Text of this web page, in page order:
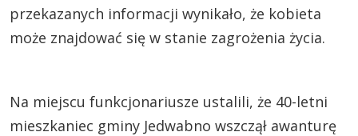
przekazanych informacji wynikało, że kobieta
może znajdować się w stanie zagrożenia życia.
Na miejscu funkcjonariusze ustalili, że 40-letni
mieszkaniec gminy Jedwabno wszczął awanturę